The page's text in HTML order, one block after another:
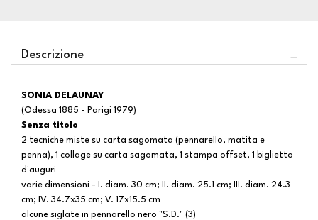
Descrizione
SONIA DELAUNAY
(Odessa 1885 - Parigi 1979)
Senza titolo
2 tecniche miste su carta sagomata (pennarello, matita e
penna), 1 collage su carta sagomata, 1 stampa offset, 1 biglietto
d'auguri
varie dimensioni - I. diam. 30 cm; II. diam. 25.1 cm; III. diam. 24.3
cm; IV. 34.7x35 cm; V. 17x15.5 cm
alcune siglate in pennarello nero "S.D." (3)